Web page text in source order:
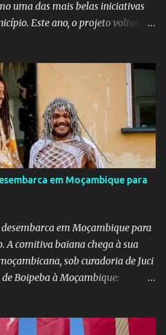
uma das mais belas iniciativas
Este ano, o projeto voltou a
16 e 18 de junho, o clima
de Barra dos Carvalhos e
Benedito e encerrando com
Em cada local, os alunos
e animação, com
forró, cores vibrantes, danças
de celebração. O projeto é
é um movimento educativo e
inclusão. Com o apoio irrestrito
e a colaboração de di...
em Moçambique para
em Moçambique para
A comitiva baiana chega à sua
sob curadoria de Juci
Boipeba à Moçambique:
projeto Escrita Viajante e as